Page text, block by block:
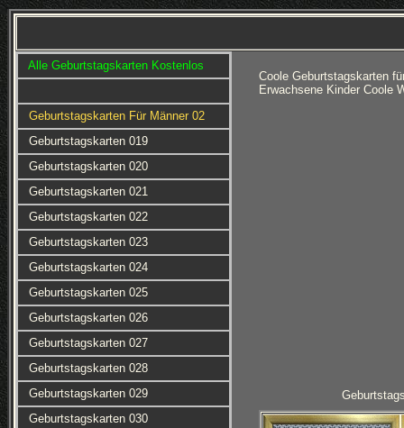
Alle Geburtstagskarten Kostenlos
Geburtstagskarten Für Männer 02
Geburtstagskarten 019
Geburtstagskarten 020
Geburtstagskarten 021
Geburtstagskarten 022
Geburtstagskarten 023
Geburtstagskarten 024
Geburtstagskarten 025
Geburtstagskarten 026
Geburtstagskarten 027
Geburtstagskarten 028
Geburtstagskarten 029
Geburtstagskarten 030
Coole Geburtstagskarten
Erwachsene Kinder Coole